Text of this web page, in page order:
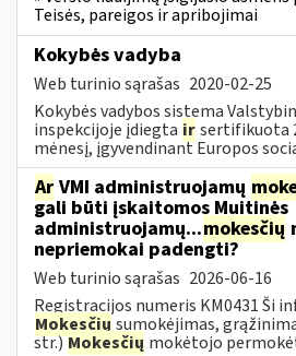
Teisės, pareigos ir apribojimai
Kokybės vadyba
Web turinio sąrašas 2020-02-25
Kokybės vadybos sistema
inspekcijoje įdiegta irsertifikuota
mėnesį, įgyvendinant Europos
Ar VMI administruojamų
gali būti įskaitomos Muitinės
administruojamų...mokesčių
nepriemokai padengti?
Web turinio sąrašas 2026-06-16
Registracijos numeris KM0431 Ši
Mokesčių sumokėjimas,
str.)Mokesčių mokėtojo